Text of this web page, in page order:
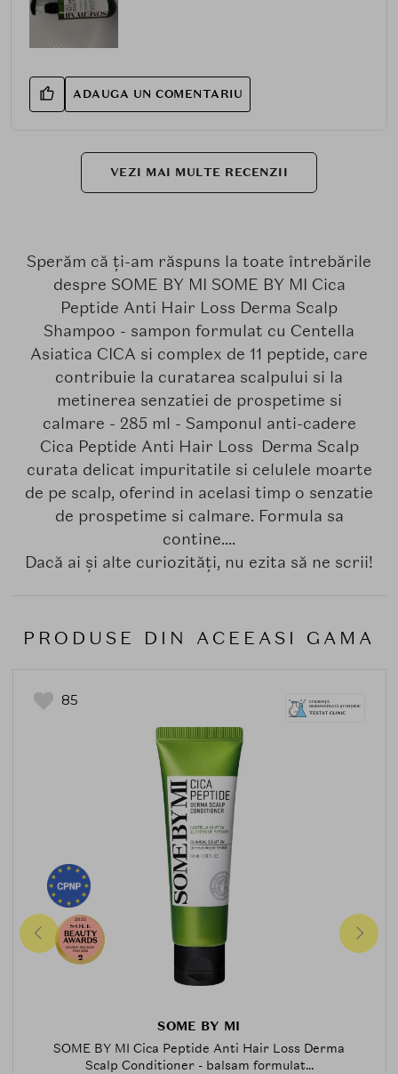
ADAUGA UN COMENTARIU
VEZI MAI MULTE RECENZII
Sperăm că ți-am răspuns la toate întrebările
despre SOME BY MI SOME BY MI Cica
Peptide Anti Hair Loss Derma Scalp
Shampoo - sampon formulat cu Centella
Asiatica CICA si complex de 11 peptide, care
contribuie la curatarea scalpului si la
metinerea senzatiei de prospetime si
calmare - 285 ml - Samponul anti-cadere
Cica Peptide Anti Hair Loss Derma Scalp
curata delicat impuritatile si celulele moarte
de pe scalp, oferind in acelasi timp o senzatie
de prospetime si calmare. Formula sa
contine....
Dacă ai și alte curiozități, nu ezita să ne scrii!
PRODUSE DIN ACEEASI GAMA
85
2025
MASCA-BALSAM-
PAR-2025
2
SOME BY MI
SOME BY MI Cica Peptide Anti Hair Loss Derma
Scalp Conditioner - balsam formulat...